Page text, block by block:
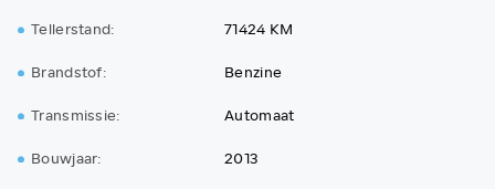
Tellerstand:
71424 KM
Brandstof:
Benzine
Transmissie:
Automaat
Bouwjaar:
2013